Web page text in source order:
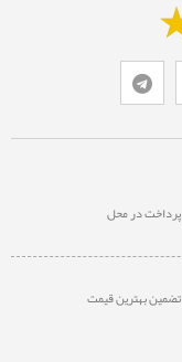
پرداخت در محل
تضمین بهترین قیمت